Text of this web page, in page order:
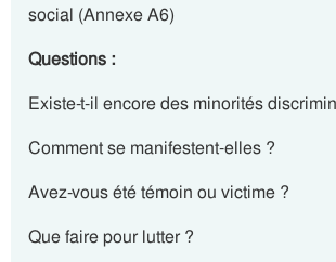
social (Annexe A6)
Questions :
Existe-t-il encore des minorités
Comment se manifestent-elles ?
Avez-vous été témoin ou victime ?
Que faire pour lutter ?